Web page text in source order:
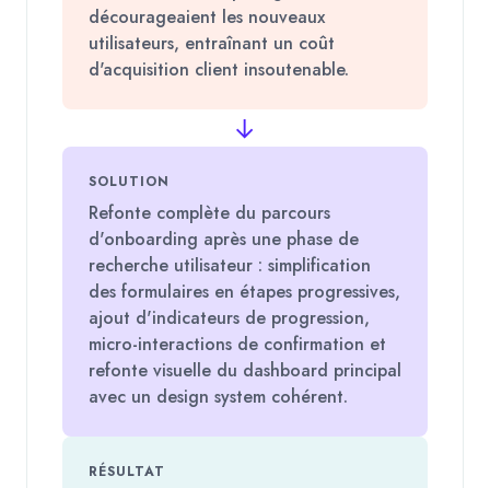
décourageaient les nouveaux
utilisateurs, entraînant un coût
d'acquisition client insoutenable.
→
SOLUTION
Refonte complète du parcours
d'onboarding après une phase de
recherche utilisateur : simplification
des formulaires en étapes progressives,
ajout d'indicateurs de progression,
micro-interactions de confirmation et
refonte visuelle du dashboard principal
avec un design system cohérent.
RÉSULTAT